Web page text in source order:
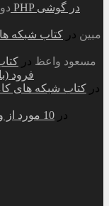
مبین در کتاب شبکه
مسعود واعظ در
فرود
در کتاب شبکه های
در 10 مورد از ویژگی ها و ترفندهای اپل موزیک